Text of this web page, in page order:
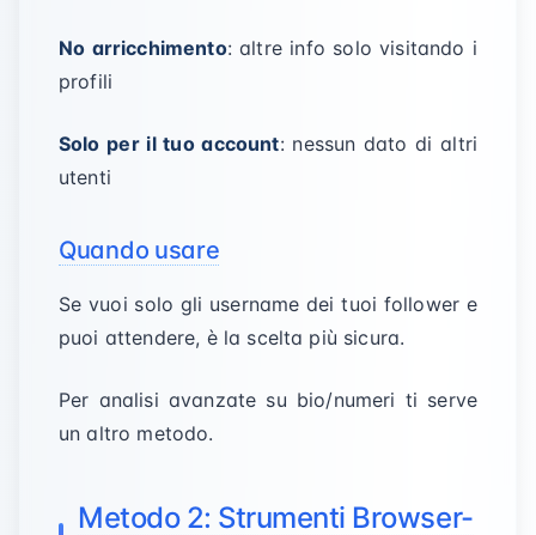
No arricchimento: altre info solo visitando i
profili
Solo per il tuo account: nessun dato di altri
utenti
Quando usare
Se vuoi solo gli username dei tuoi follower e
puoi attendere, è la scelta più sicura.
Per analisi avanzate su bio/numeri ti serve
un altro metodo.
Metodo 2: Strumenti Browser-